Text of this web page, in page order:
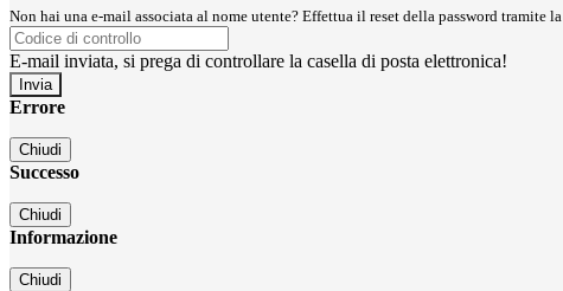
Non hai una e-mail associata al nome utente? Effettua il reset della password tramite la
E-mail inviata, si prega di controllare la casella di posta elettronica!
Errore
Chiudi
Successo
Chiudi
Informazione
Chiudi